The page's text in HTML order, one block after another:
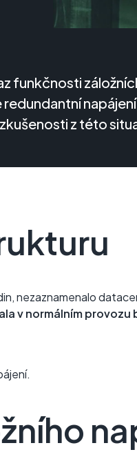
funkčnosti
z této
nezaznamenalo
v normálním provozu